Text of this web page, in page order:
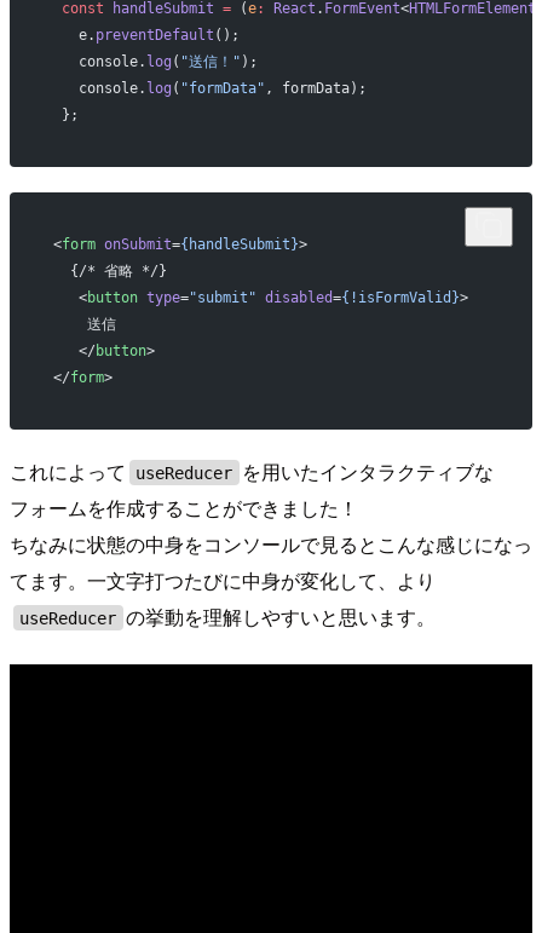
  const
handleSubmit = (e: React . FormEvent<HTMLFormElement
    e.
preventDefault ();
    console.
log ( "送信！" );
    console.
log ( "formData" , formData);
  };
<form onSubmit={handleSubmit}>
   {/* 省略 */}
    <
button type="submit" disabled={!isFormValid}>
     送信
    </
button>
</form>
これによって useReducer
を用いたインタラクティブな
フォームを作成することができました！
ちなみに状態の中身をコンソールで見るとこんな感じになっ
てます。一文字打つたびに中身が変化して、より
useReducer の挙動を理解しやすいと思います。